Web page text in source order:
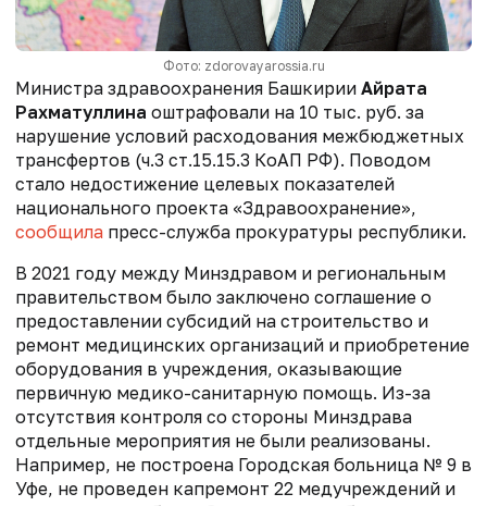
Фото: zdorovayarossia.ru
Министра здравоохранения Башкирии Айрата
Рахматуллина оштрафовали на 10 тыс. руб. за
нарушение условий расходования межбюджетных
трансфертов (ч.3 ст.15.15.3 КоАП РФ). Поводом
стало недостижение целевых показателей
национального проекта «Здравоохранение»,
сообщила пресс-служба прокуратуры республики.
В 2021 году между Минздравом и региональным
правительством было заключено соглашение о
предоставлении субсидий на строительство и
ремонт медицинских организаций и приобретение
оборудования в учреждения, оказывающие
первичную медико-санитарную помощь. Из-за
отсутствия контроля со стороны Минздрава
отдельные мероприятия не были реализованы.
Например, не построена Городская больница № 9 в
Уфе, не проведен капремонт 22 медучреждений и